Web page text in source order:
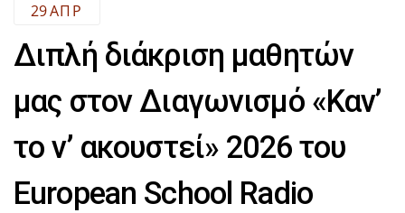
29ΑΠΡ
Διπλή διάκριση μαθητών
μας στον Διαγωνισμό «Καν’
το ν’ ακουστεί» 2026 του
European School Radio